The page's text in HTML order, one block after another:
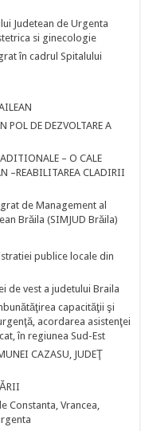
Judetean de Urgenta
si ginecologie
în cadrul Spitalului
DE DEZVOLTARE A
– O CALE
–REABILITAREA CLADIRII
de Management al
Brăila (SIMJUD Brăila)
publice locale din
de vest a judetului Braila
capacităţii şi
acordarea asistenţei
în regiunea Sud-Est
CAZASU, JUDEŢ
Constanta, Vrancea,